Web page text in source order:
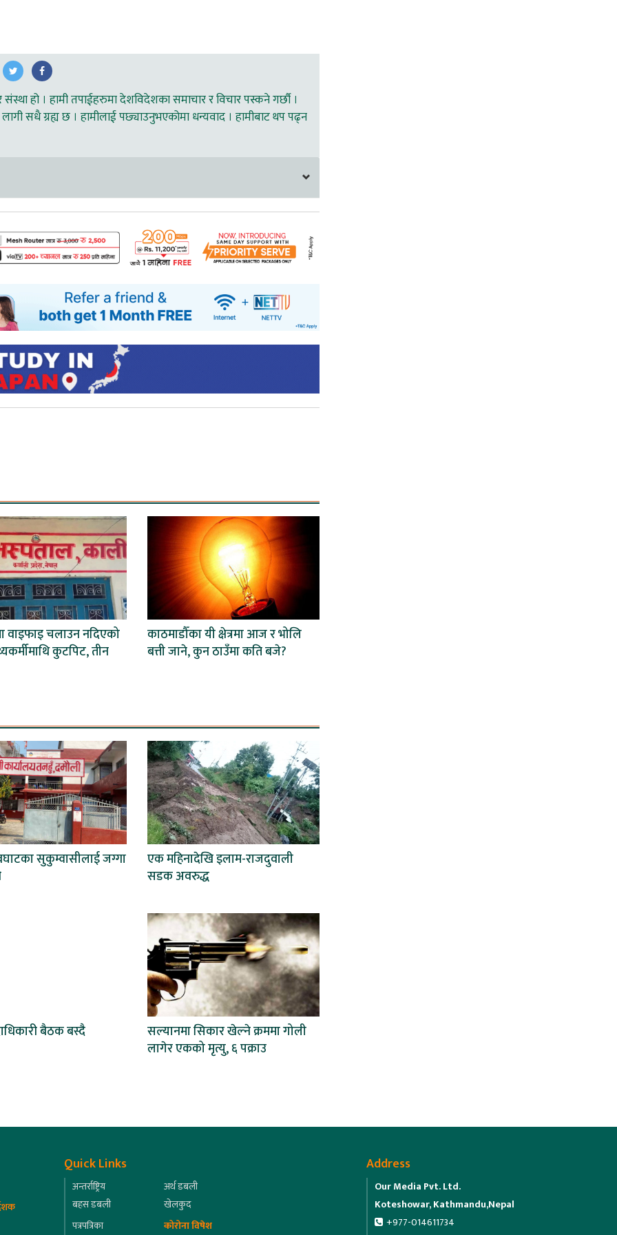
हो । हामी तपाईहरुमा देशविदेशका समाचार र विचार पस्कने गर्छौ ।
सधै ग्रह्य छ । हामीलाई पछ्याउनुभएकोमा धन्यवाद । हामीबाट थप पढ्न
वाइफाइ चलाउन नदिएको
कुटपिट, तीन
काठमाडौँका यी क्षेत्रमा आज र भोलि
बत्ती जाने, कुन ठाउँमा कति बजे?
सुकुम्वासीलाई जग्गा
एक महिनादेखि इलाम-राजदुवाली
सडक अवरुद्ध
बैठक बस्दै
सल्यानमा सिकार खेल्ने क्रममा गोली
लागेर एकको मृत्यु, ६ पक्राउ
Quick Links
अन्तर्राष्ट्रिय
अर्थ डबली
बहस डबली
खेलकुद
पत्रपत्रिका
कोरोना विषेश
Address
Our Media Pvt. Ltd.
Koteshowar, Kathmandu,Nepal
+977-014611734